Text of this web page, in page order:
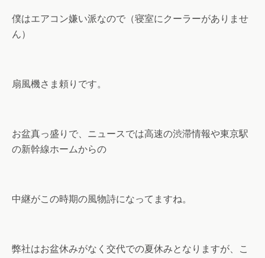
僕はエアコン嫌い派なので（寝室にクーラーがありませ
ん）
扇風機さま頼りです。
お盆真っ盛りで、ニュースでは高速の渋滞情報や東京駅
の新幹線ホームからの
中継がこの時期の風物詩になってますね。
弊社はお盆休みがなく交代での夏休みとなりますが、こ